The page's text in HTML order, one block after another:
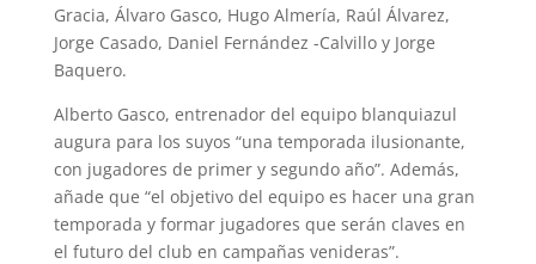
Gracia, Álvaro Gasco, Hugo Almería, Raúl Álvarez,
Jorge Casado, Daniel Fernández -Calvillo y Jorge
Baquero.
Alberto Gasco, entrenador del equipo blanquiazul
augura para los suyos “una temporada ilusionante,
con jugadores de primer y segundo año”. Además,
añade que “el objetivo del equipo es hacer una gran
temporada y formar jugadores que serán claves en
el futuro del club en campañas venideras”.